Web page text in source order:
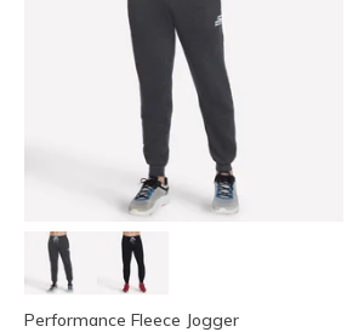
Performance Fleece Jogger